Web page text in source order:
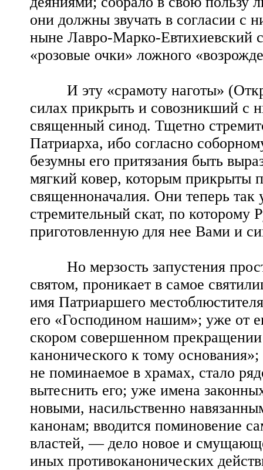
они должны звучать в согласии с
ныне Лавро-Марко-Евтихиевский
«розовые очки» ложного
И эту «срамоту наготы»
силах прикрыть и совозникший с
священный синод. Тщетно
Патриарха, ибо согласно
безумны его притязания быть
мягкий ковер, которым прикрыты
священноначалия. Они теперь так
стремительный скат, по которому
приготовленную для нее Вами и
Но мерзость запустения
святом, проникает в самое
имя Патриаршего
его «Господином нашим»; уже от
скором совершенном прекращении
канонического к тому
не поминаемое в храмах, стало
вытеснить его; уже имена
новыми, насильственно
канонам; вводится поминовение
властей, — дело новое и
иных противоканонических